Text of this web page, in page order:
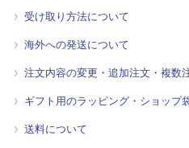
受け取り方法について
海外への発送について
注文内容の変更・追加注文・複数
ギフト用のラッピング・ショップ
送料について